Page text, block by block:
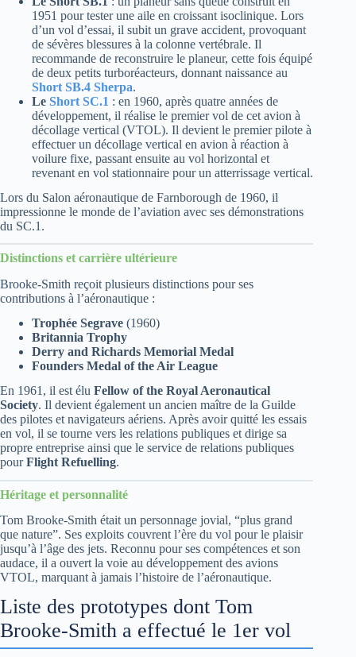
1951 pour tester une aile en croissant isoclinique. Lors
d’un vol d’essai, il subit un grave accident, provoquant
de sévères blessures à la colonne vertébrale. Il
recommande de reconstruire le planeur, cette fois équipé
de deux petits turboréacteurs, donnant naissance au
Short SB.4 Sherpa.
Le Short SC.1 : en 1960, après quatre années de
développement, il réalise le premier vol de cet avion à
décollage vertical (VTOL). Il devient le premier pilote à
effectuer un décollage vertical en avion à réaction à
voilure fixe, passant ensuite au vol horizontal et
revenant en vol stationnaire pour un atterrissage vertical.
Lors du Salon aéronautique de Farnborough de 1960, il
impressionne le monde de l’aviation avec ses démonstrations
du SC.1.
Distinctions et carrière ultérieure
Brooke-Smith reçoit plusieurs distinctions pour ses
contributions à l’aéronautique :
Trophée Segrave (1960)
Britannia Trophy
Derry and Richards Memorial Medal
Founders Medal of the Air League
En 1961, il est élu Fellow of the Royal Aeronautical
Society. Il devient également un ancien maître de la Guilde
des pilotes et navigateurs aériens. Après avoir quitté les essais
en vol, il se tourne vers les relations publiques et dirige sa
propre entreprise ainsi que le service de relations publiques
pourFlight Refuelling.
Héritage et personnalité
Tom Brooke-Smith était un personnage jovial, “plus grand
que nature”. Ses exploits couvrent l’ère du vol pour le plaisir
jusqu’à l’âge des jets. Reconnu pour ses compétences et son
audace, il a ouvert la voie au développement des avions
VTOL, marquant à jamais l’histoire de l’aéronautique.
Liste des prototypes dont Tom
Brooke-Smith a effectué le 1er vol